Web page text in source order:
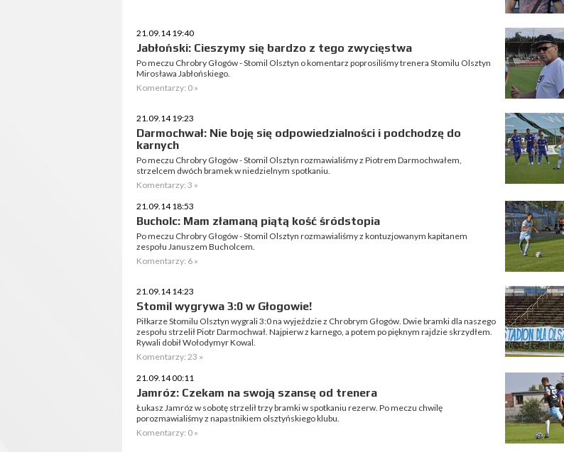
21.09.14 19:40
Jabłoński: Cieszymy się bardzo z tego zwycięstwa
Po meczu Chrobry Głogów - Stomil Olsztyn o komentarz poprosiliśmy trenera Stomilu Olsztyn
Mirosława Jabłońskiego.
Komentarzy: 0 »
21.09.14 19:23
Darmochwał: Nie boję się odpowiedzialności i podchodzę do
karnych
Po meczu Chrobry Głogów - Stomil Olsztyn rozmawialiśmy z Piotrem Darmochwałem,
strzelcem dwóch bramek w niedzielnym spotkaniu.
Komentarzy: 3 »
21.09.14 18:53
Bucholc: Mam złamaną piątą kość śródstopia
Po meczu Chrobry Głogów - Stomil Olsztyn rozmawialiśmy z kontuzjowanym kapitanem
zespołu Januszem Bucholcem.
Komentarzy: 6 »
21.09.14 14:23
Stomil wygrywa 3:0 w Głogowie!
Piłkarze Stomilu Olsztyn wygrali 3:0 na wyjeździe z Chrobrym Głogów. Dwie bramki dla naszego
zespołu strzelił Piotr Darmochwał. Najpierw z karnego, a potem po pięknym rajdzie skrzydłem.
Rywali dobił Wołodymyr Kowal.
Komentarzy: 23 »
21.09.14 00:11
Jamróz: Czekam na swoją szansę od trenera
Łukasz Jamróz w sobotę strzelił trzy bramki w spotkaniu rezerw. Po meczu chwilę
porozmawialiśmy z napastnikiem olsztyńskiego klubu.
Komentarzy: 0 »